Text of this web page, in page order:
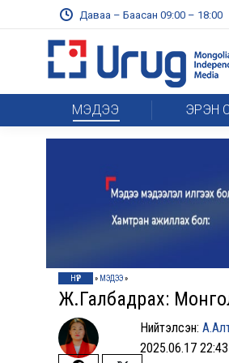
Даваа – Баасан 09:00 – 18:00
МЭДЭЭ ЭРЭН
НҮҮР » МЭДЭЭ»
Ж.Галбадрах:
Нийтэлсэн:
2025.06.17 22:43